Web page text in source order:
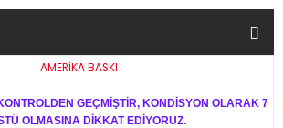
AMERİKA BASKI
GEÇMİŞTİR, KONDİSYON OLARAK 7
OLMASINA DİKKAT EDİYORUZ.